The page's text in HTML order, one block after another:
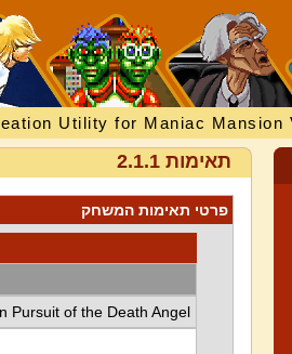
Utility for Maniac Mansion
תאימות 2.1.1
פרטי תאימות המשחק
Pursuit of the Death Angel